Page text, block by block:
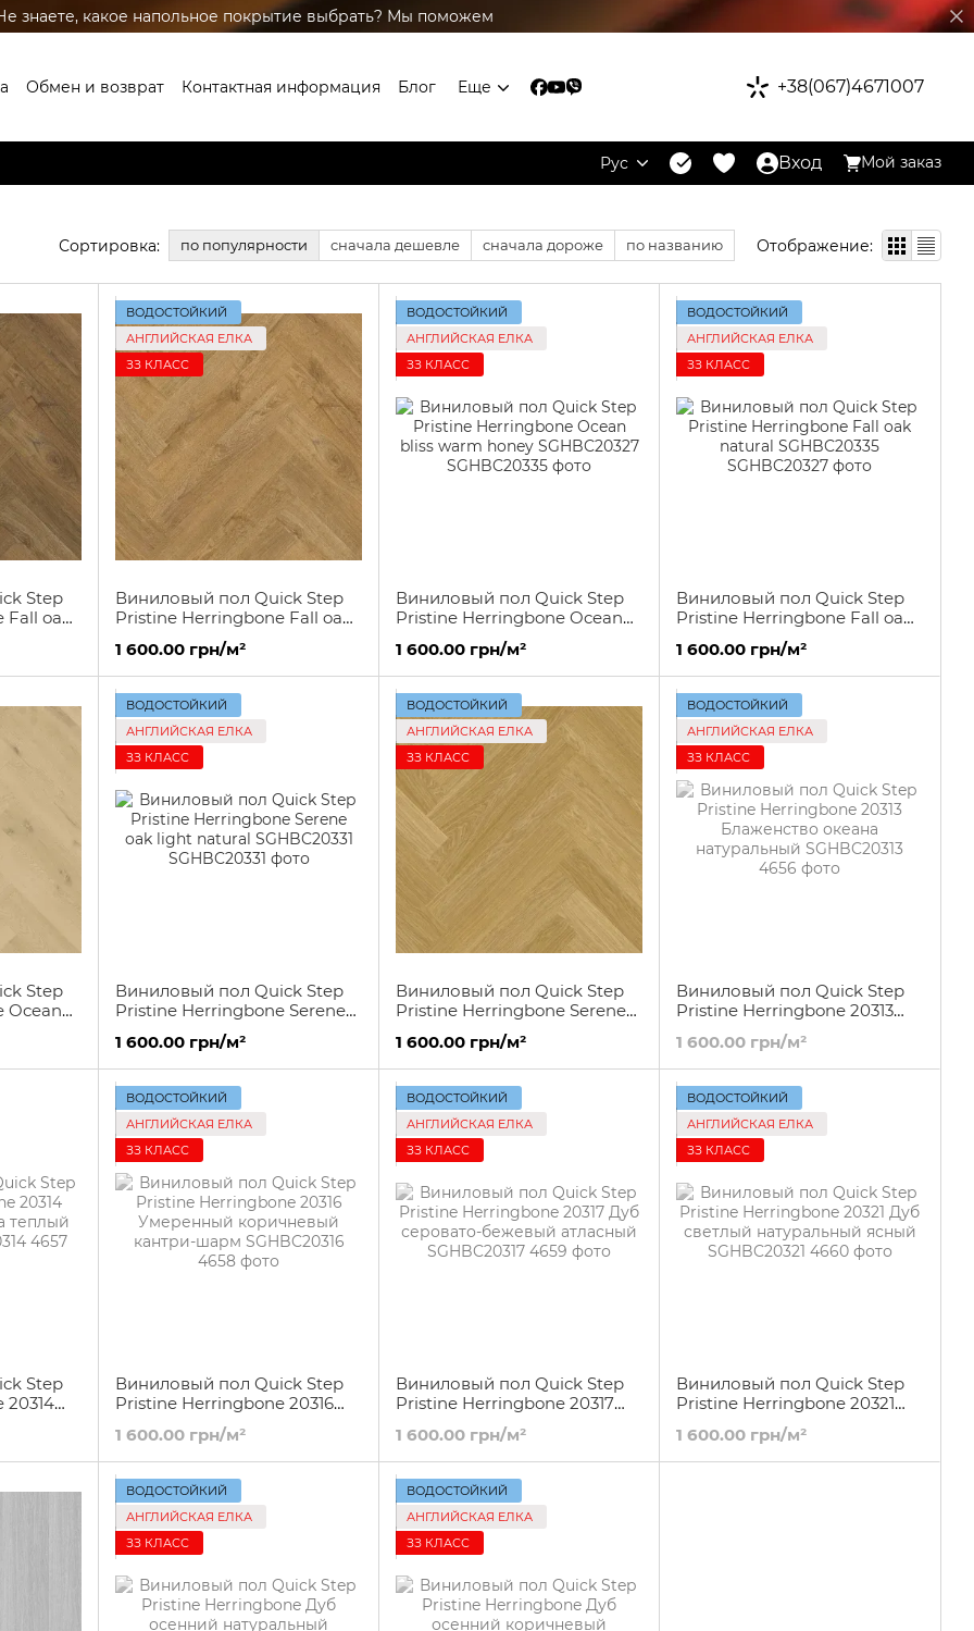
знаете, какое напольное покрытие выбрать? Мы поможем
Обмен и возврат Контактная информация Блог Еще +38(067)4671007
Рус Вход Мой заказ
Сортировка: по популярности сначала дешевле сначала дороже по названию Отображение:
Step
Fall oak
ВОДОСТОЙКИЙ
АНГЛИЙСКАЯ ЕЛКА
ЗЗ КЛАСС
Виниловый пол Quick Step
Pristine Herringbone Fall oak
honey SGHBC20333
1 600.00 грн/м²
ВОДОСТОЙКИЙ
АНГЛИЙСКАЯ ЕЛКА
ЗЗ КЛАСС
Виниловый пол Quick Step
Pristine Herringbone Ocean
bliss warm honey
SGHBC20327
1 600.00 грн/м²
ВОДОСТОЙКИЙ
АНГЛИЙСКАЯ ЕЛКА
ЗЗ КЛАСС
Виниловый пол Quick Step
Pristine Herringbone Fall oak
natural SGHBC20335
1 600.00 грн/м²
Step
Ocean
ВОДОСТОЙКИЙ
АНГЛИЙСКАЯ ЕЛКА
ЗЗ КЛАСС
Виниловый пол Quick Step
Pristine Herringbone Serene
oak light natural SGHBC20331
1 600.00 грн/м²
ВОДОСТОЙКИЙ
АНГЛИЙСКАЯ ЕЛКА
ЗЗ КЛАСС
Виниловый пол Quick Step
Pristine Herringbone Serene
oak medium natural
SGHBC20332
1 600.00 грн/м²
ВОДОСТОЙКИЙ
АНГЛИЙСКАЯ ЕЛКА
ЗЗ КЛАСС
Виниловый пол Quick Step
Pristine Herringbone 20313
Блаженство океана
натуральный SGHBC20313
1 600.00 грн/м²
Step
20314
ВОДОСТОЙКИЙ
АНГЛИЙСКАЯ ЕЛКА
ЗЗ КЛАСС
Виниловый пол Quick Step
Pristine Herringbone 20316
Умеренный коричневый
кантри-шарм SGHBC20316
1 600.00 грн/м²
ВОДОСТОЙКИЙ
АНГЛИЙСКАЯ ЕЛКА
ЗЗ КЛАСС
Виниловый пол Quick Step
Pristine Herringbone 20317
Дуб серовато-бежевый
атласный SGHBC20317
1 600.00 грн/м²
ВОДОСТОЙКИЙ
АНГЛИЙСКАЯ ЕЛКА
ЗЗ КЛАСС
Виниловый пол Quick Step
Pristine Herringbone 20321
Дуб светлый натуральный
ясный SGHBC20321
1 600.00 грн/м²
ВОДОСТОЙКИЙ
АНГЛИЙСКАЯ ЕЛКА
ЗЗ КЛАСС
ВОДОСТОЙКИЙ
АНГЛИЙСКАЯ ЕЛКА
ЗЗ КЛАСС